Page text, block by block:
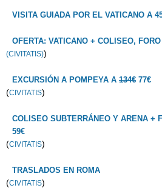
VISITA GUIADA POR EL VATICANO A
OFERTA: VATICANO + COLISEO,
(CIVITATIS))
EXCURSIÓN A POMPEYA A 134€ 77€
(CIVITATIS)
COLISEO SUBTERRÁNEO Y ARENA +
59€
(CIVITATIS)
TRASLADOS EN ROMA
(CIVITATIS)